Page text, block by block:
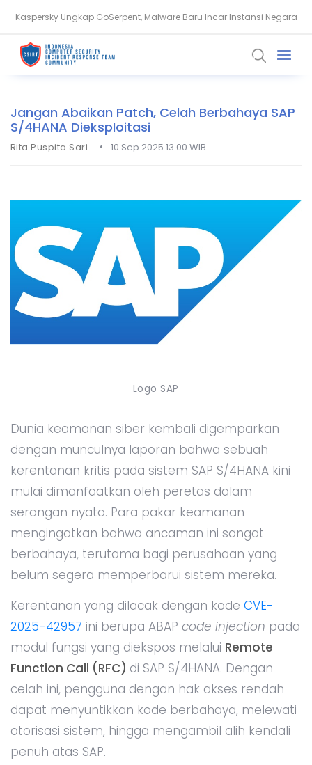
Kaspersky Ungkap GoSerpent, Malware Baru Incar Instansi Negara
Apa Itu Serangan AI Adversarial? Ini Cara Kerja dan Risikonya
Jangan Abaikan Patch, Celah Berbahaya SAP
S/4HANA Dieksploitasi
Rita Puspita Sari • 10 Sep 2025 13.00 WIB
Logo SAP
Dunia keamanan siber kembali digemparkan
dengan munculnya laporan bahwa sebuah
kerentanan kritis pada sistem SAP S/4HANA kini
mulai dimanfaatkan oleh peretas dalam
serangan nyata. Para pakar keamanan
mengingatkan bahwa ancaman ini sangat
berbahaya, terutama bagi perusahaan yang
belum segera memperbarui sistem mereka.
Kerentanan yang dilacak dengan kode CVE-
2025-42957 ini berupa ABAP code injection pada
modul fungsi yang diekspos melalui Remote
Function Call (RFC) di SAP S/4HANA. Dengan
celah ini, pengguna dengan hak akses rendah
dapat menyuntikkan kode berbahaya, melewati
otorisasi sistem, hingga mengambil alih kendali
penuh atas SAP.